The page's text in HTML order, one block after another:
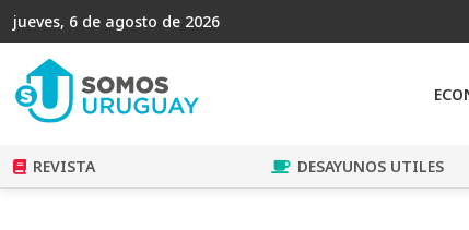
jueves, 6 de agosto de 2026
REVISTA DESAYUNOS UTILES